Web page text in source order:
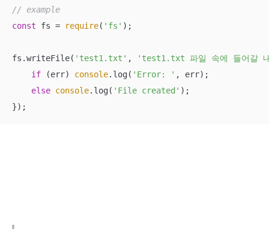
// example
const fs = require( 'fs' );
fs.writeFile( 'test1.txt' ,
'test1.txt 파일 속에 들어갈
if (err) console.log( 'Error: ' , err);
else console.log( 'File created' );
});